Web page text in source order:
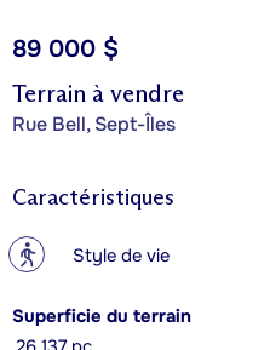
Terrain à vendre
Rue Bell, Sept-Îles
89 000 $
Caractéristiques
? Style de vie
Superficie du terrain